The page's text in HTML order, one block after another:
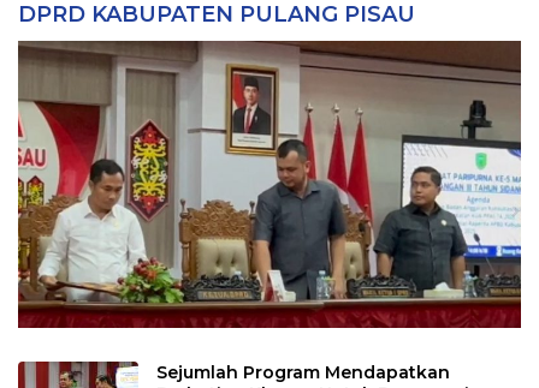
DPRD KABUPATEN PULANG PISAU
Sejumlah Program Mendapatkan